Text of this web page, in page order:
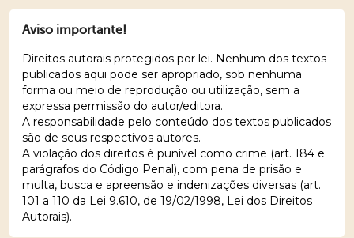
Aviso importante!
Direitos autorais protegidos por lei. Nenhum dos textos
publicados aqui pode ser apropriado, sob nenhuma
forma ou meio de reprodução ou utilização, sem a
expressa permissão do autor/editora.
A responsabilidade pelo conteúdo dos textos publicados
são de seus respectivos autores.
A violação dos direitos é punível como crime (art. 184 e
parágrafos do Código Penal), com pena de prisão e
multa, busca e apreensão e indenizações diversas (art.
101 a 110 da Lei 9.610, de 19/02/1998, Lei dos Direitos
Autorais).